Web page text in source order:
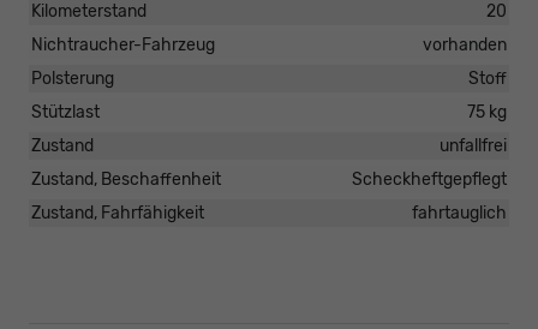
Kilometerstand
20
Nichtraucher-Fahrzeug
vorhanden
Polsterung
Stoff
Stützlast
75 kg
Zustand
unfallfrei
Zustand, Beschaffenheit
Scheckheftgepflegt
Zustand, Fahrfähigkeit
fahrtauglich